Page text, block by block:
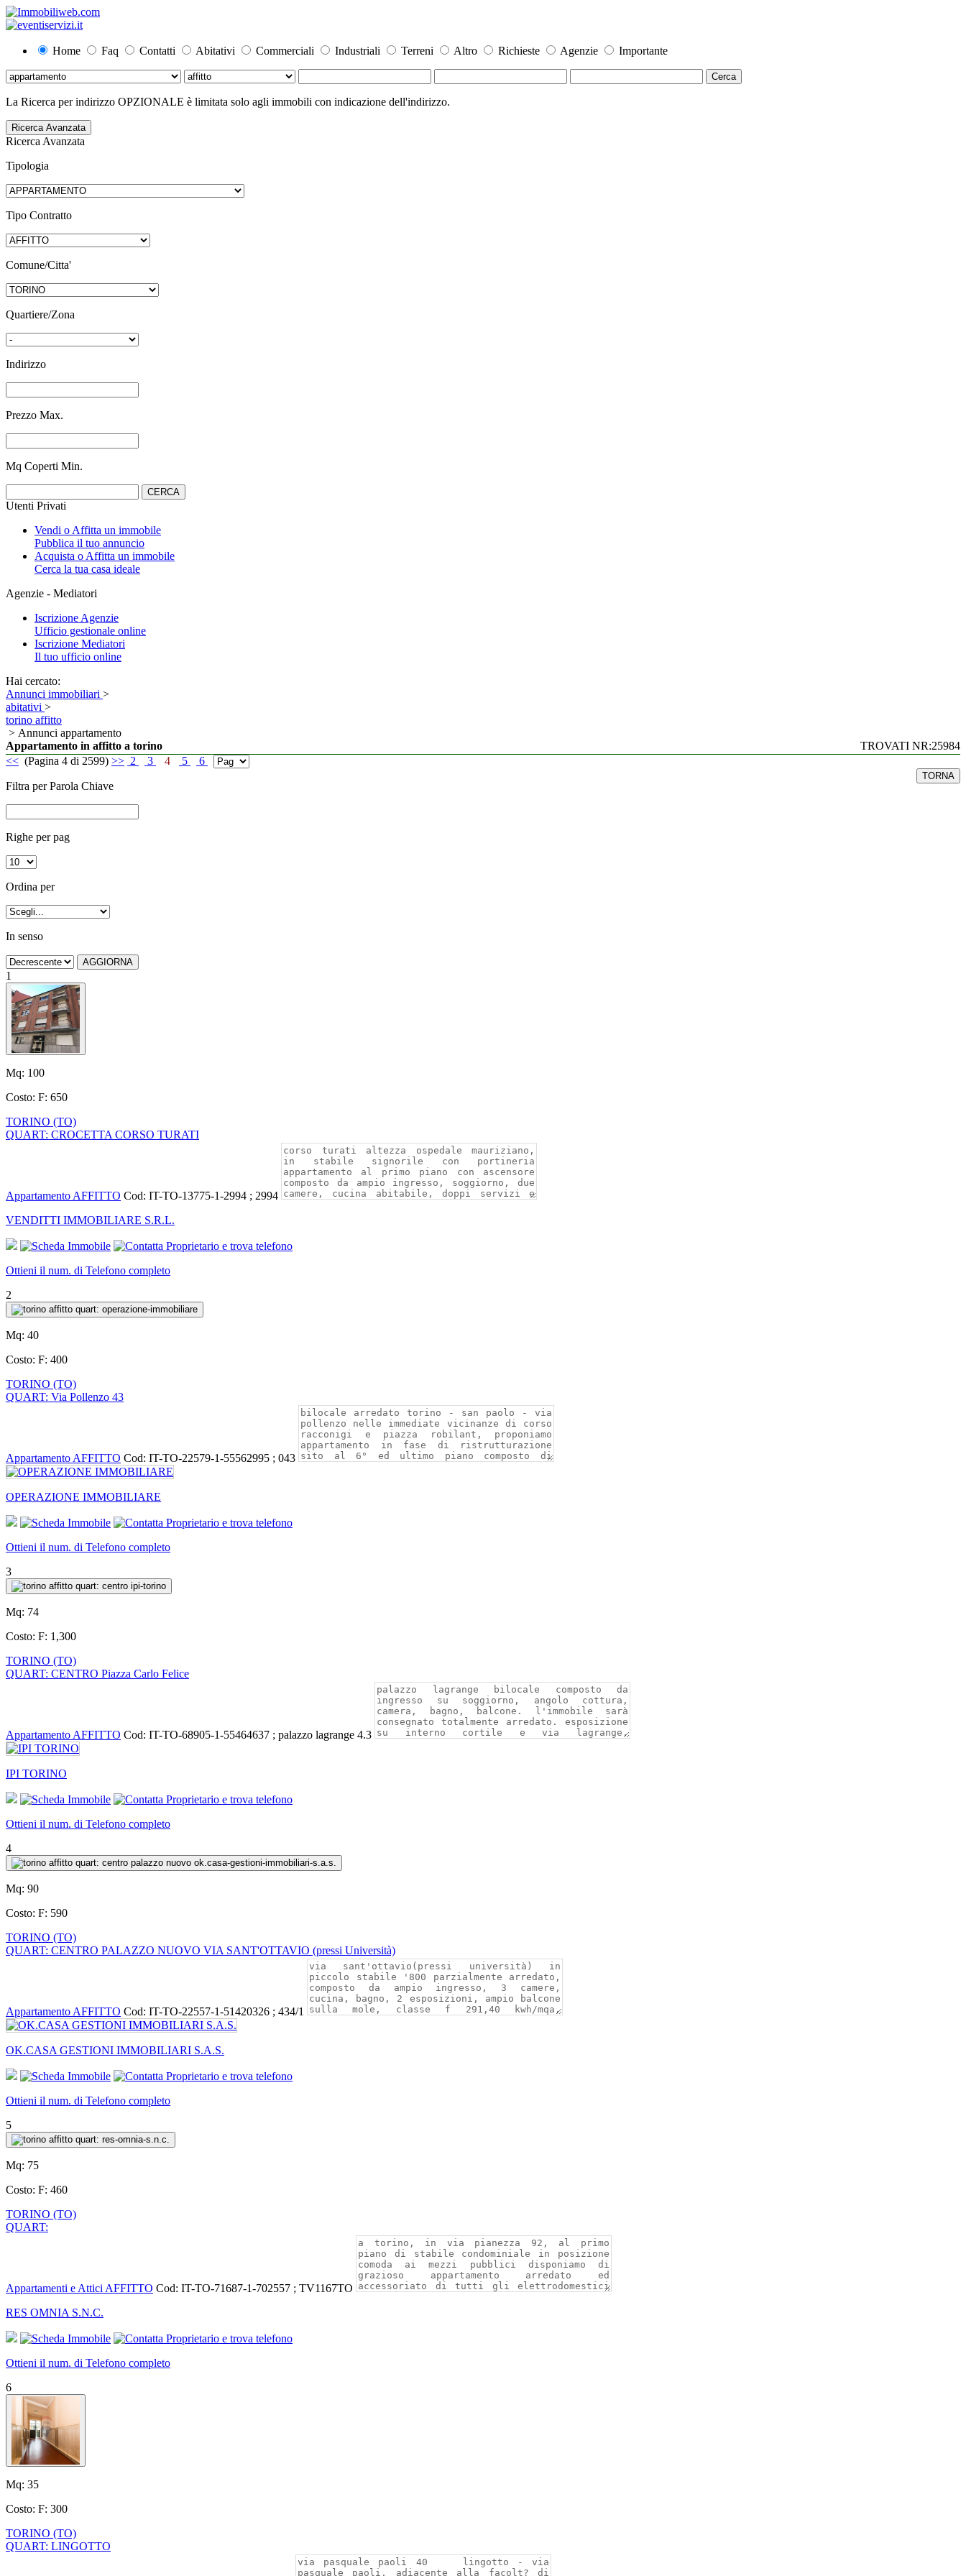
Home Faq Contatti Abitativi Commerciali Industriali Terreni Altro Richieste Agenzie Importante
La Ricerca per indirizzo OPZIONALE è limitata solo agli immobili con indicazione dell'indirizzo.
Ricerca Avanzata
Ricerca Avanzata
Tipologia
Tipo Contratto
Comune/Citta'
Quartiere/Zona
Indirizzo
Prezzo Max.
Mq Coperti Min.
Utenti Privati
Vendi o Affitta un immobile
Pubblica il tuo annuncio
Acquista o Affitta un immobile
Cerca la tua casa ideale
Agenzie - Mediatori
Iscrizione Agenzie
Ufficio gestionale online
Iscrizione Mediatori
Il tuo ufficio online
Hai cercato:
Annunci immobiliari >
abitativi >
torino affitto
> Annunci appartamento
Appartamento in affitto a torino
TROVATI NR:25984
<< (Pagina 4 di 2599) >> 2 3 4 5 6
Filtra per Parola Chiave
Righe per pag
Ordina per
In senso
1
Mq: 100
Costo: F: 650
TORINO (TO)
QUART: CROCETTA CORSO TURATI
Appartamento AFFITTO Cod: IT-TO-13775-1-2994 ; 2994
VENDITTI IMMOBILIARE S.R.L.
Ottieni il num. di Telefono completo
2
Mq: 40
Costo: F: 400
TORINO (TO)
QUART: Via Pollenzo 43
Appartamento AFFITTO Cod: IT-TO-22579-1-55562995 ; 043
OPERAZIONE IMMOBILIARE
Ottieni il num. di Telefono completo
3
Mq: 74
Costo: F: 1,300
TORINO (TO)
QUART: CENTRO Piazza Carlo Felice
Appartamento AFFITTO Cod: IT-TO-68905-1-55464637 ; palazzo lagrange 4.3
IPI TORINO
Ottieni il num. di Telefono completo
4
Mq: 90
Costo: F: 590
TORINO (TO)
QUART: CENTRO PALAZZO NUOVO VIA SANT'OTTAVIO (pressi Università)
Appartamento AFFITTO Cod: IT-TO-22557-1-51420326 ; 434/1
OK.CASA GESTIONI IMMOBILIARI S.A.S.
Ottieni il num. di Telefono completo
5
Mq: 75
Costo: F: 460
TORINO (TO)
QUART:
Appartamenti e Attici AFFITTO Cod: IT-TO-71687-1-702557 ; TV1167TO
RES OMNIA S.N.C.
Ottieni il num. di Telefono completo
6
Mq: 35
Costo: F: 300
TORINO (TO)
QUART: LINGOTTO